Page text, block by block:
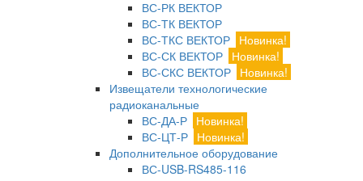
ВС-РК ВЕКТОР
ВС-ТК ВЕКТОР
ВС-ТКС ВЕКТОР Новинка!
ВС-СК ВЕКТОР Новинка!
ВС-СКС ВЕКТОР Новинка!
Извещатели технологические
радиоканальные
ВС-ДА-Р Новинка!
ВС-ЦТ-Р Новинка!
Дополнительное оборудование
ВС-USB-RS485-116